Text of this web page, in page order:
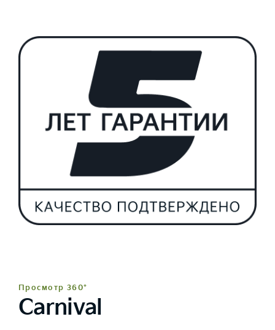
Просмотр 360°
Carnival